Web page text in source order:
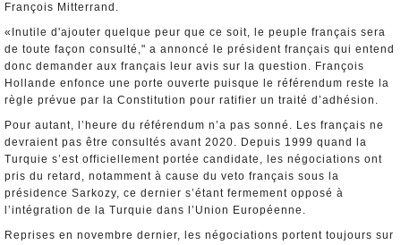
François Mitterrand.
«Inutile d'ajouter quelque peur que ce soit, le peuple français sera
de toute façon consulté," a annoncé le président français qui entend
donc demander aux français leur avis sur la question. François
Hollande enfonce une porte ouverte puisque le référendum reste la
règle prévue par la Constitution pour ratifier un traité d’adhésion.
Pour autant, l’heure du référendum n’a pas sonné. Les français ne
devraient pas être consultés avant 2020. Depuis 1999 quand la
Turquie s’est officiellement portée candidate, les négociations ont
pris du retard, notamment à cause du veto français sous la
présidence Sarkozy, ce dernier s’étant fermement opposé à
l’intégration de la Turquie dans l’Union Européenne.
Reprises en novembre dernier, les négociations portent toujours sur